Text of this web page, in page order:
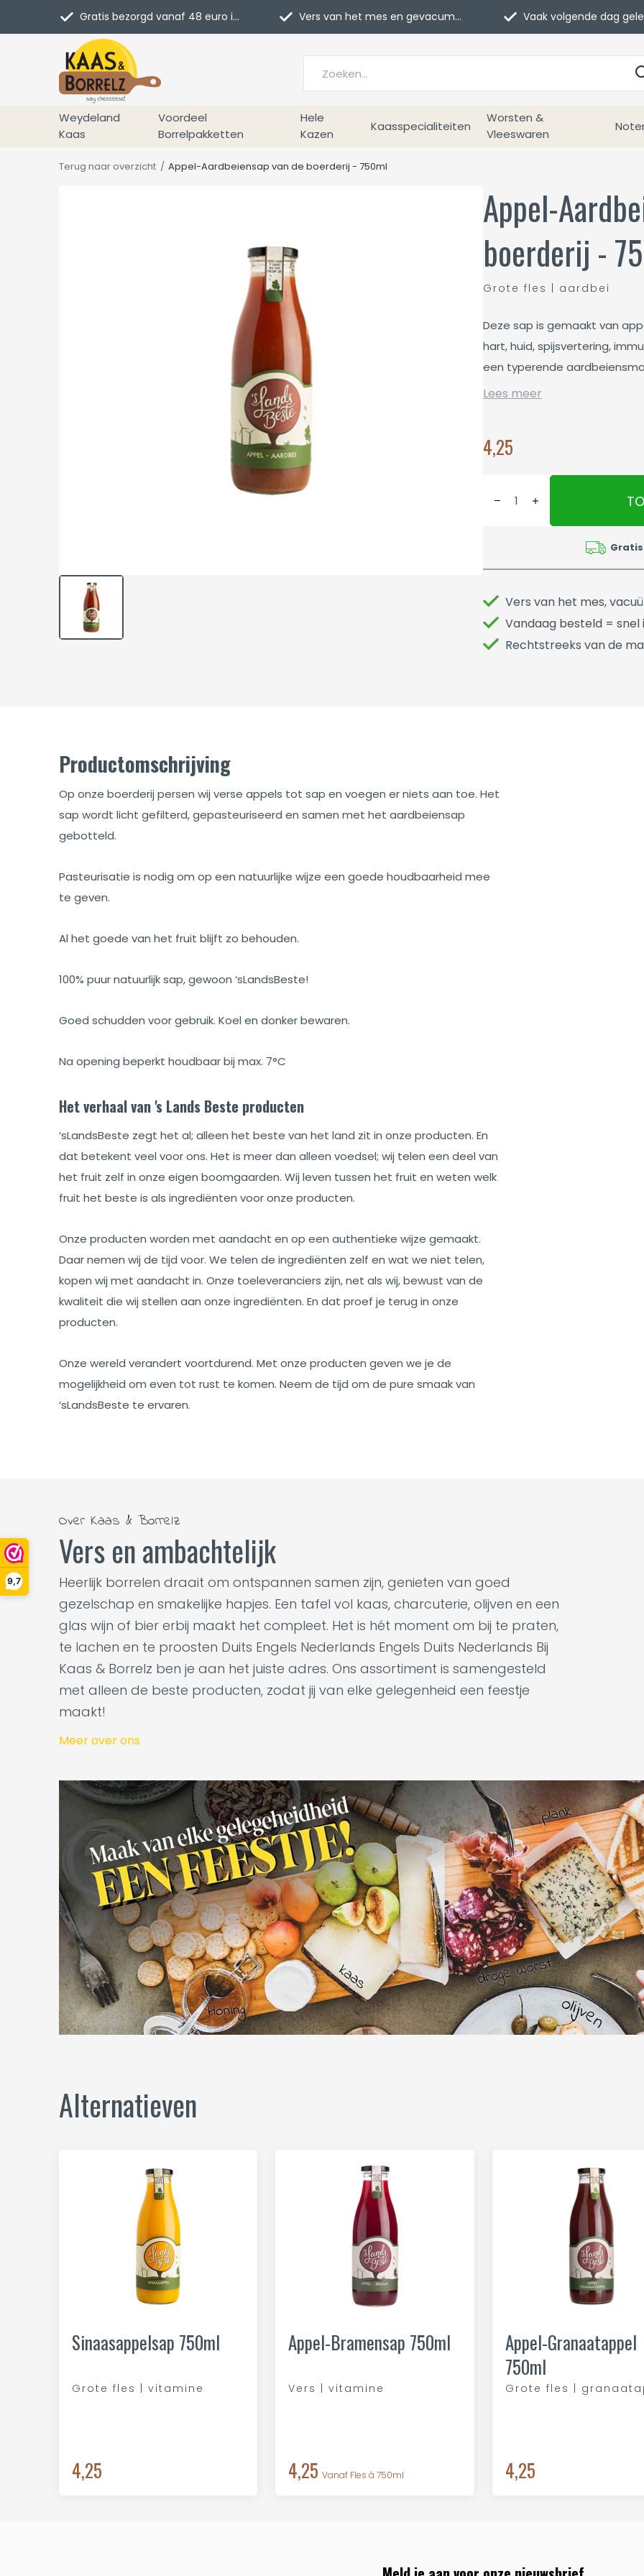
9,7
Weydeland
Kaas
Voordeel
Borrelpakketten
Hele
Kazen
Kaasspecialiteiten
Worsten &
Vleeswaren
Gratis bezorgd vanaf 48 euro in NL Vers van het mes en gevacumeerd Vaak volgende dag geleverd
Terug naar overzicht Appel-Aardbeiensap van de boerderij - 750ml
Appel-
boerderij -
Grote fles | aardbei
Deze sap is gemaakt van
hart, huid, spijsvertering,
een typerende
Lees meer
4,25
Vers van het mes,
Vandaag besteld = snel
Rechtstreeks van de
Productomschrijving
Op onze boerderij persen wij verse appels tot sap en voegen er niets aan toe. Het
sap wordt licht gefilterd, gepasteuriseerd en samen met het aardbeiensap
gebotteld.
Pasteurisatie is nodig om op een natuurlijke wijze een goede houdbaarheid mee
te geven.
Al het goede van het fruit blijft zo behouden.
100% puur natuurlijk sap, gewoon ‘sLandsBeste!
Goed schudden voor gebruik. Koel en donker bewaren.
Na opening beperkt houdbaar bij max. 7°C
Het verhaal van 's Lands Beste producten
‘sLandsBeste zegt het al; alleen het beste van het land zit in onze producten. En
dat betekent veel voor ons. Het is meer dan alleen voedsel; wij telen een deel van
het fruit zelf in onze eigen boomgaarden. Wij leven tussen het fruit en weten welk
fruit het beste is als ingrediënten voor onze producten.
Onze producten worden met aandacht en op een authentieke wijze gemaakt.
Daar nemen wij de tijd voor. We telen de ingrediënten zelf en wat we niet telen,
kopen wij met aandacht in. Onze toeleveranciers zijn, net als wij, bewust van de
kwaliteit die wij stellen aan onze ingrediënten. En dat proef je terug in onze
producten.
Onze wereld verandert voortdurend. Met onze producten geven we je de
mogelijkheid om even tot rust te komen. Neem de tijd om de pure smaak van
‘sLandsBeste te ervaren.
Over Kaas & Borrelz
Vers en ambachtelijk
Heerlijk borrelen draait om ontspannen samen zijn, genieten van goed
gezelschap en smakelijke hapjes. Een tafel vol kaas, charcuterie, olijven en een
glas wijn of bier erbij maakt het compleet. Het is hét moment om bij te praten,
te lachen en te proosten Duits Engels Nederlands Engels Duits Nederlands Bij
Kaas & Borrelz ben je aan het juiste adres. Ons assortiment is samengesteld
met alleen de beste producten, zodat jij van elke gelegenheid een feestje
maakt!
Meer over ons
Alternatieven
Sinaasappelsap 750ml
Grote fles | vitamine
4,25
Appel-Bramensap 750ml
Vers | vitamine
4,25 Vanaf Fles à 750ml
Appel-Granaatappel
750ml
Grote fles |
4,25